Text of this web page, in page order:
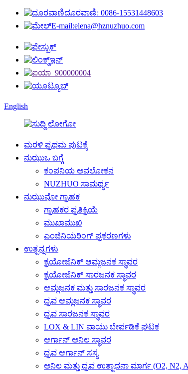
ದೂರವಾಣಿ: 0086-15531448603
E-mail:elena@hznuzhuo.com
English
ಮರಳಿ ಪ್ರಥಮ ಪುಟಕ್ಕೆ
ನುಝುಒ ಬಗ್ಗೆ
ಕಂಪನಿಯ ಅವಲೋಕನ
NUZHUO ಸಾಮರ್ಥ್ಯ
ನುಝುವೋ ಗ್ರಾಹಕ
ಗ್ರಾಹಕರ ಪ್ರತಿಕ್ರಿಯೆ
ಮುಖಾಮುಖಿ
ಎಂಜಿನಿಯರಿಂಗ್ ಪ್ರಕರಣಗಳು
ಉತ್ಪನ್ನಗಳು
ಕ್ರಯೋಜೆನಿಕ್ ಆಮ್ಲಜನಕ ಸ್ಥಾವರ
ಕ್ರಯೋಜೆನಿಕ್ ಸಾರಜನಕ ಸ್ಥಾವರ
ಆಮ್ಲಜನಕ ಮತ್ತು ಸಾರಜನಕ ಸ್ಥಾವರ
ದ್ರವ ಆಮ್ಲಜನಕ ಸ್ಥಾವರ
ದ್ರವ ಸಾರಜನಕ ಸ್ಥಾವರ
LOX & LIN ವಾಯು ಬೇರ್ಪಡಿಕೆ ಘಟಕ
ಆರ್ಗಾನ್ ಅನಿಲ ಸ್ಥಾವರ
ದ್ರವ ಆರ್ಗಾನ್ ಸಸ್ಯ
ಅನಿಲ ಮತ್ತು ದ್ರವ ಉತ್ಪಾದನಾ ಮಾರ್ಗ (O2, N2,